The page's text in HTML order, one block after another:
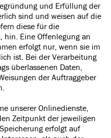
und Erfüllung der
sind und weisen auf die
diese für die
hin. Eine Offenlegung an
erfolgt nur, wenn sie im
ist. Bei der Verarbeitung
überlassenen Daten,
der Auftraggeber
unserer Onlinedienste,
Zeitpunkt der jeweiligen
erfolgt auf